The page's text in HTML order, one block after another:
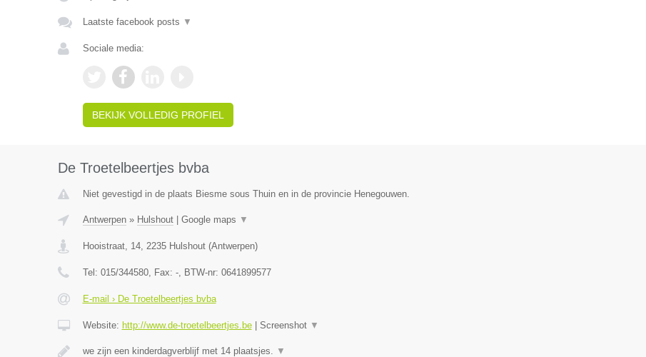
Laatste facebook posts ▼
Sociale media:
BEKIJK VOLLEDIG PROFIEL
De Troetelbeertjes bvba
Niet gevestigd in de plaats Biesme sous Thuin en in de provincie Henegouwen.
Antwerpen» Hulshout| Google maps ▼
Hooistraat, 14, 2235 Hulshout(Antwerpen)
Tel: 015/344580, Fax: -, BTW-nr: 0641899577
E-mail › De Troetelbeertjes bvba
Website: http://www.de-troetelbeertjes.be| Screenshot ▼
we zijn een kinderdagverblijf met 14 plaatsjes. ▼